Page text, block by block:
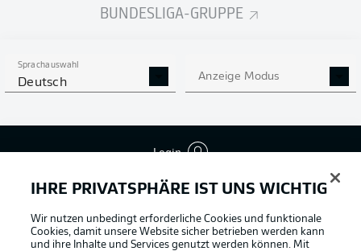
BUNDESLIGA-GRUPPE
Sprachauswahl
Deutsch Anzeige Modus
Login
Football as it's meant to be
IHRE PRIVATSPHÄRE IST UNS WICHTIG
Wir nutzen unbedingt erforderliche Cookies und funktionale
Cookies, damit unsere Website sicher betrieben werden kann
und ihre Inhalte und Services genutzt werden können. Mit